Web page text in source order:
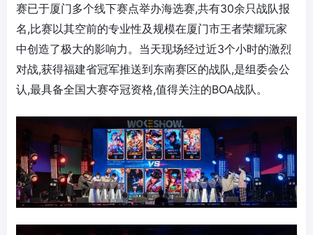
赛已于厦门多个线下赛点举办海选赛,共有30余只战队报
名,比赛以其空前的专业性及规模在厦门市王者荣耀玩家
中创造了极大的影响力。当天现场经过近3个小时的激烈
对战,获得福建省冠军推送到东南赛区的战队,是组委会公
认,最具备全国大赛夺冠资格,值得关注的BOA战队。